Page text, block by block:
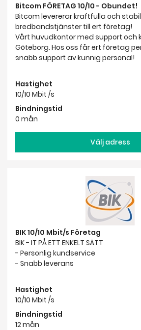
Bitcom FÖRETAG 10/10 - Obundet!
Bitcom levererar kraftfulla och
bredbandstjänster till ert företag!
Vårt huvudkontor med support och
Göteborg. Hos oss får ert företag
snabb support av kunnig personal!
Hastighet
10/10 Mbit /s
Bindningstid
0 mån
Välj adress
BIK 10/10 Mbit/s Företag
BIK - IT PÅ ETT ENKELT SÄTT
- Personlig kundservice
- Snabb leverans
Hastighet
10/10 Mbit /s
Bindningstid
12 mån